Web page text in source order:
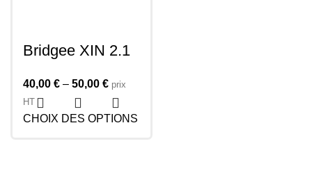
Bridgee XIN 2.1
40,00 € – 50,00 € prix
HT
CHOIX DES OPTIONS